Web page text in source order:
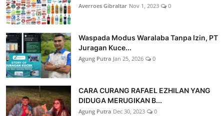
Averroes Gibraltar Nov 1, 2023 0
Waspada Modus Waralaba Tanpa Izin, PT
Juragan Kuce...
Agung Putra Jan 25, 2026 0
CARA CURANG RAFAEL EZHILAN YANG
DIDUGA MERUGIKAN B...
Agung Putra Dec 30, 2023 0